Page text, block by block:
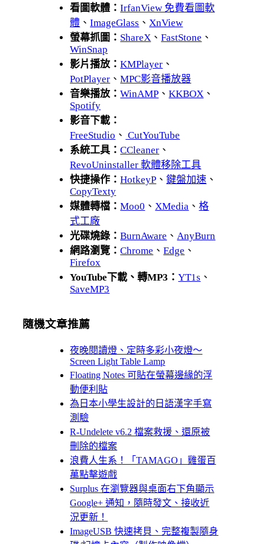
看圖軟體：IrfanView 免費看圖軟
體 、ImageGlass 、 XnView
螢幕抓圖： ShareX 、FastStone 、
WinSnap
影片播放：KMPlayer 、
PotPlayer 、MPC影音播放器
音樂播放：WinAMP 、KKBOX 、
Spotify
影音下載：
FreeStudio 、 CutYouTube
系統工具：CCleaner 、
RevoUninstaller 軟體移除工具
快捷操作：HotkeyP 、鍵盤加速 、
CopyTexty
媒體轉檔：Moo0 、 XMedia 、格
式工廠
光碟燒錄：BurnAware 、 AnyBurn
網路瀏覽：Chrome 、Edge 、
Firefox
YouTube下載、轉MP3：YT1s 、
SaveMP3
隨機文章推薦
夜晚閱讀燈、定時多彩小夜燈～
Screen Light Table Lamp
Floating Notes 可貼在螢幕邊緣的浮
動便利貼
為日本小學生設計的日語漢字手寫
測驗
R-Undelete v6.2 檔案救援、還原被
刪除的檔案
浪費人生系！「TAMAGO」雞蛋百
萬點擊遊戲
Surplus 在瀏覽器與桌面右下角顯示
Google+ 通知，隨時發文、接收近
況更新！
ImageUSB 快速拷貝、完整複製隨身